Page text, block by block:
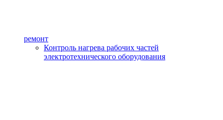
ремонт
Контроль нагрева рабочих частей
электротехнического оборудования